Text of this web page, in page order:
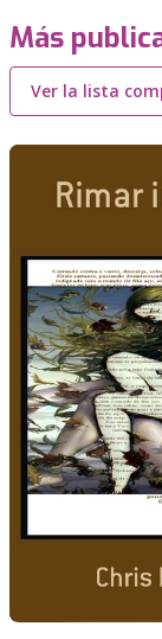
Más
Ver la lista